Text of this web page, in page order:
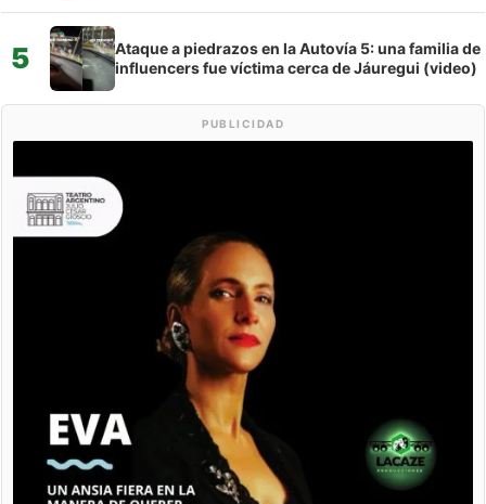
5
Ataque a piedrazos en la Autovía 5: una familia de
influencers fue víctima cerca de Jáuregui (video)
PUBLICIDAD